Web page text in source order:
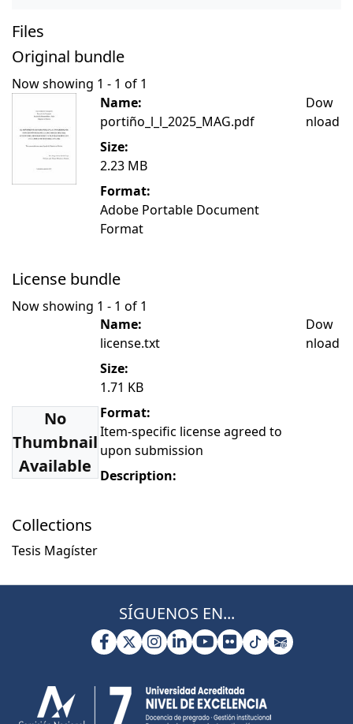
Files
Original bundle
Now showing 1 - 1 of 1
Name:
portiño_l_l_2025_MAG.pdf
Size:
2.23 MB
Format:
Adobe Portable Document
Format
Dow
nload
License bundle
Now showing 1 - 1 of 1
No
Thumbnail
Available
Name:
license.txt
Size:
1.71 KB
Format:
Item-specific license agreed to
upon submission
Description:
Dow
nload
Collections
Tesis Magíster
SÍGUENOS EN...